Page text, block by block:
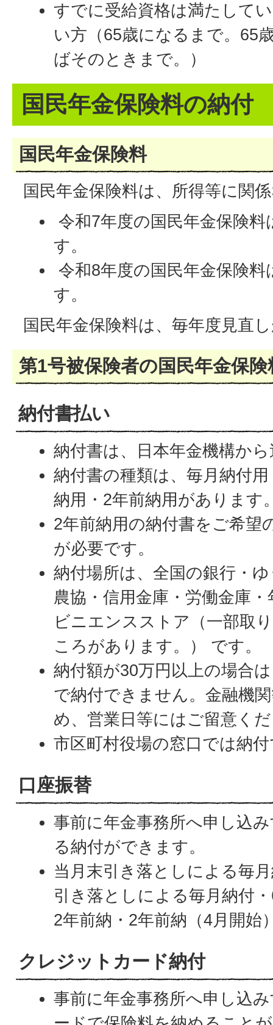
すでに受給資格は満たして
い方（65歳になるまで。65
ばそのときまで。）
国民年金保険料の納付
国民年金保険料
国民年金保険料は、所得等に関
令和7年度の国民年金保険
す。
令和8年度の国民年金保険
す。
国民年金保険料は、毎年度見直
第1号被保険者の国民年金保
納付書払い
納付書は、日本年金機構か
納付書の種類は、毎月納付
納用・2年前納用があります
2年前納用の納付書をご希望
が必要です。
納付場所は、全国の銀行・
農協・信用金庫・労働金庫
ビニエンスストア（一部取
ころがあります。） です。
納付額が30万円以上の場合
で納付できません。金融機
め、営業日等にはご留意く
市区町村役場の窓口では納
口座振替
事前に年金事務所へ申し込
る納付ができます。
当月末引き落としによる毎
引き落としによる毎月納付
2年前納・2年前納（4月開始
クレジットカード納付
事前に年金事務所へ申し込